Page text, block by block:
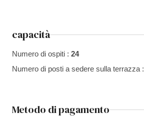
capacità
Numero di ospiti : 24
Numero di posti a sedere sulla terrazza :
Metodo di pagamento